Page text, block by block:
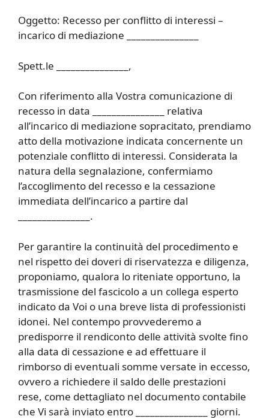
Oggetto: Recesso per conflitto di interessi –
incarico di mediazione _______________
Spett.le _______________,
Con riferimento alla Vostra comunicazione di
recesso in data _______________ relativa
all’incarico di mediazione sopracitato, prendiamo
atto della motivazione indicata concernente un
potenziale conflitto di interessi. Considerata la
natura della segnalazione, confermiamo
l’accoglimento del recesso e la cessazione
immediata dell’incarico a partire dal
_______________.
Per garantire la continuità del procedimento e
nel rispetto dei doveri di riservatezza e diligenza,
proponiamo, qualora lo riteniate opportuno, la
trasmissione del fascicolo a un collega esperto
indicato da Voi o una breve lista di professionisti
idonei. Nel contempo provvederemo a
predisporre il rendiconto delle attività svolte fino
alla data di cessazione e ad effettuare il
rimborso di eventuali somme versate in eccesso,
ovvero a richiedere il saldo delle prestazioni
rese, come dettagliato nel documento contabile
che Vi sarà inviato entro _______________ giorni.